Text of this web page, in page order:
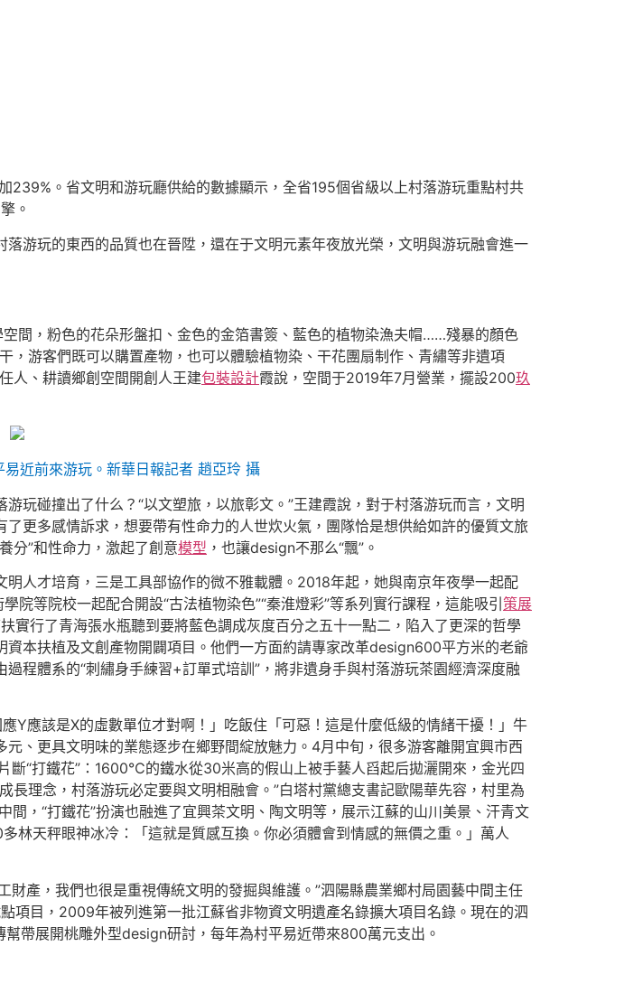
239%。省文明和游玩廳供給的數據顯示，全省195個省級以上村落游玩重點村共
。
游玩的東西的品質也在晉陞，還在于文明元素年夜放光榮，文明與游玩融會進一
間，粉色的花朵形盤扣、金色的金箔書簽、藍色的植物染漁夫帽……殘暴的顏色
，游客們既可以購置產物，也可以體驗植物染、干花團扇制作、青繡等非遺項
人、耕讀鄉創空間開創人王建包裝設計霞說，空間于2019年7月營業，擺設200玖
近前來游玩。新華日報記者 趙亞玲 攝
玩碰撞出了什么？“以文塑旅，以旅彰文。”王建霞說，對于村落游玩而言，文明
更多感情訴求，想要帶有性命力的人世炊火氣，團隊恰是想供給如許的優質文旅
分”和性命力，激起了創意模型 ，也讓design不那么“飄”。
人才培育，三是工具部協作的微不雅載體。2018年起，她與南京年夜學一起配
院等院校一起配合開設“古法植物染色”“秦淮燈彩”等系列實行課程，這能吸引策展
行了青海張水瓶聽到要將藍色調成灰度百分之五十一點二，陷入了更深的哲學
本扶植及文創產物開闢項目。他們一方面約請專家改革design600平方米的老爺
程體系的“刺繡身手練習+訂單式培訓”，將非遺身手與村落游玩茶園經濟深度融
Y應該是X的虛數單位才對啊！」吃飯住「可惡！這是什麼低級的情緒干擾！」牛
元、更具文明味的業態逐步在鄉野間綻放魅力。4月中旬，很多游客離開宜興市西
斷“打鐵花”：1600℃的鐵水從30米高的假山上被手藝人舀起后拋灑開來，金光四
長理念，村落游玩必定要與文明相融會。”白塔村黨總支書記歐陽華先容，村里為
間，“打鐵花”扮演也融進了宜興茶文明、陶文明等，展示江蘇的山川美景、汗青文
林天秤眼神冰冷：「這就是質感互換。你必須體會到情感的無價之重。」萬人
產，我們也很是重視傳統文明的發掘與維護。”泗陽縣農業鄉村局園藝中間主任
目，2009年被列進第一批江蘇省非物資文明遺產名錄擴大項目名錄。現在的泗
帶展開桃雕外型design研討，每年為村平易近帶來800萬元支出。